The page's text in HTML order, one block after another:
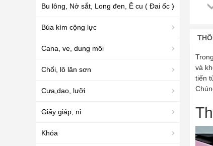
và
tiến
Bu lông, Nở sắt, Long đen, Ê cu ( Đai ốc )
Búa kìm cộng lực
Cana, ve, dung môi
Chổi, lô lăn sơn
Cưa,dao, lưỡi
Giấy giáp, nỉ
Khóa